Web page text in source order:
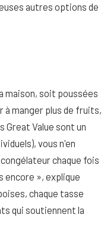
autres options de
maison, soit poussées
à manger plus de fruits,
Great Value sont un
vous n'en
chaque fois
encore », explique
chaque tasse
qui soutiennent la